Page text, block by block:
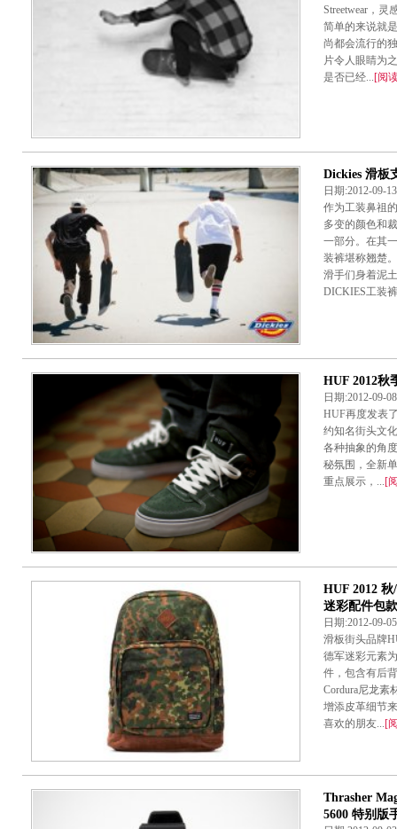
Streetwear，
简单的来说就
尚都会流行的
片令人眼睛为
是否已经... [阅
Dickies 滑板
日期:2012-
作为工装鼻祖
多变的颜色和
一部分。在其
装裤堪称翘楚
滑手们身着泥
DICKIES工装
HUF 2012秋
日期:2012-
HUF再度发表
约知名街头文
各种抽象的角
秘氛围，全新
重点展示，...[
HUF 2012
迷彩配件包款
日期:2012-
滑板街头品牌
德军迷彩元素
件，包含有后
Cordura尼龙素
增添皮革细节
喜欢的朋友...[
Thrasher
5600 特别版